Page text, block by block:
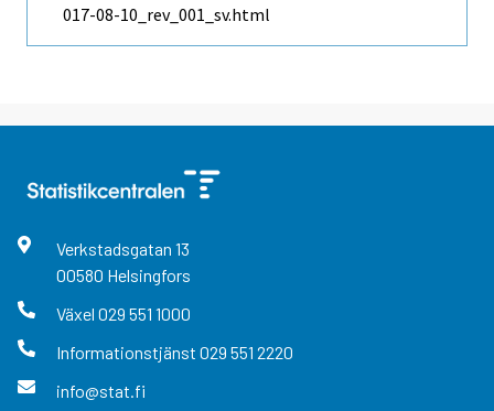
017-08-10_rev_001_sv.html
Verkstadsgatan 13
00580 Helsingfors
Växel 029 551 1000
Informationstjänst 029 551 2220
info@stat.fi